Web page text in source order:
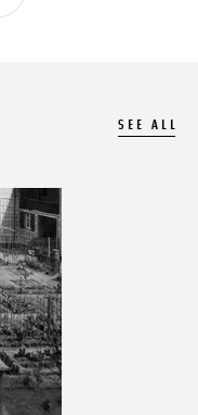
SEE ALL